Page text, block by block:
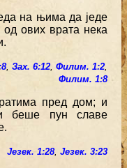
на њима да једе
ових врата нека
, Зах. 6:12, Филим. 1:2,
Филим. 1:8
пред дом; и
беше пун славе
Језек. 1:28, Језек. 3:23